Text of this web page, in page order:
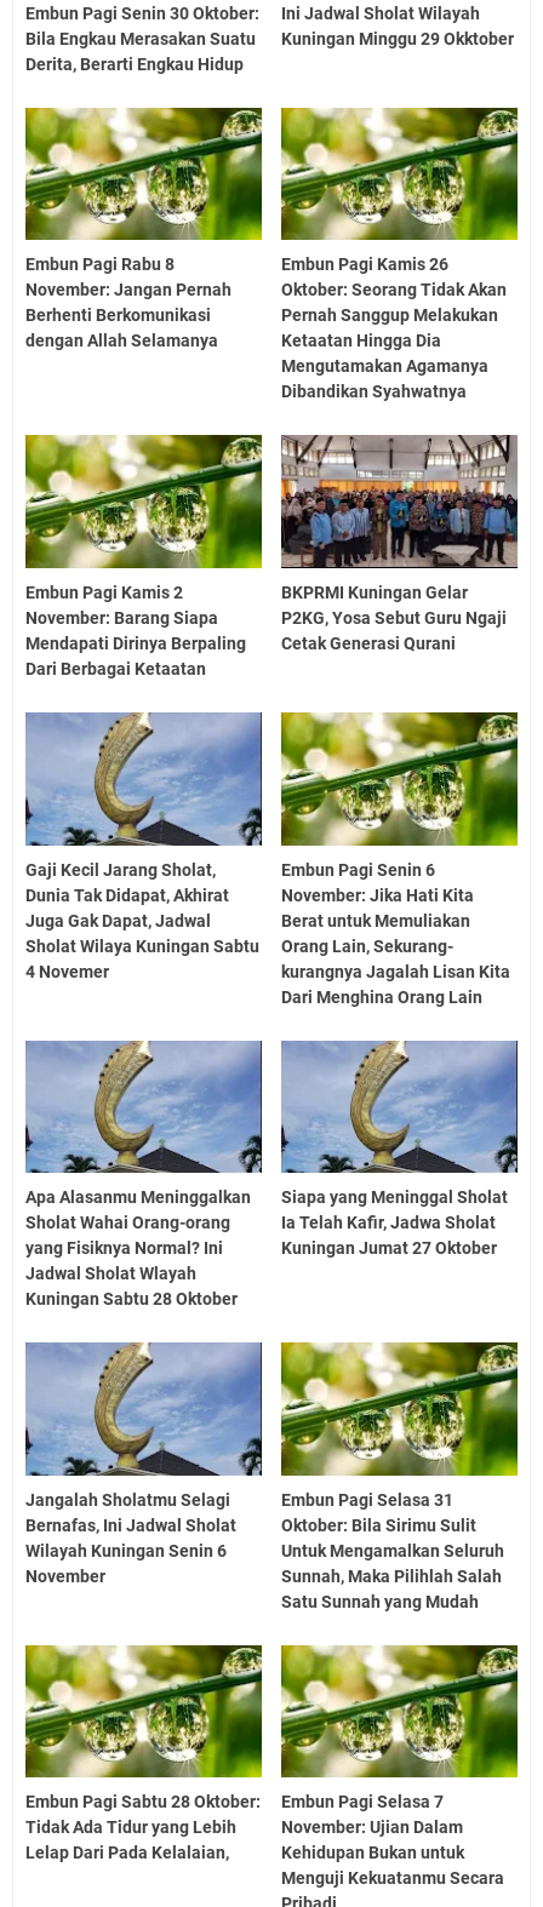
Embun Pagi Senin 30 Oktober:
Bila Engkau Merasakan Suatu
Derita, Berarti Engkau Hidup
Ini Jadwal Sholat Wilayah
Kuningan Minggu 29 Okktober
Embun Pagi Rabu 8
November: Jangan Pernah
Berhenti Berkomunikasi
dengan Allah Selamanya
Embun Pagi Kamis 26
Oktober: Seorang Tidak Akan
Pernah Sanggup Melakukan
Ketaatan Hingga Dia
Mengutamakan Agamanya
Dibandikan Syahwatnya
Embun Pagi Kamis 2
November: Barang Siapa
Mendapati Dirinya Berpaling
Dari Berbagai Ketaatan
BKPRMI Kuningan Gelar
P2KG, Yosa Sebut Guru Ngaji
Cetak Generasi Qurani
Gaji Kecil Jarang Sholat,
Dunia Tak Didapat, Akhirat
Juga Gak Dapat, Jadwal
Sholat Wilaya Kuningan Sabtu
4 Novemer
Embun Pagi Senin 6
November: Jika Hati Kita
Berat untuk Memuliakan
Orang Lain, Sekurang-
kurangnya Jagalah Lisan Kita
Dari Menghina Orang Lain
Apa Alasanmu Meninggalkan
Sholat Wahai Orang-orang
yang Fisiknya Normal? Ini
Jadwal Sholat Wlayah
Kuningan Sabtu 28 Oktober
Siapa yang Meninggal Sholat
Ia Telah Kafir, Jadwa Sholat
Kuningan Jumat 27 Oktober
Jangalah Sholatmu Selagi
Bernafas, Ini Jadwal Sholat
Wilayah Kuningan Senin 6
November
Embun Pagi Selasa 31
Oktober: Bila Sirimu Sulit
Untuk Mengamalkan Seluruh
Sunnah, Maka Pilihlah Salah
Satu Sunnah yang Mudah
Embun Pagi Sabtu 28 Oktober:
Tidak Ada Tidur yang Lebih
Lelap Dari Pada Kelalaian,
Embun Pagi Selasa 7
November: Ujian Dalam
Kehidupan Bukan untuk
Menguji Kekuatanmu Secara